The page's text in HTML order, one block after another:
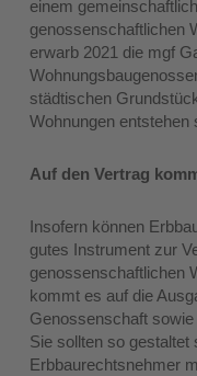
einem
genossenschaftlichen
erwarb 2021 die mgf
städtischen
Wohnungen entstehen
Auf den Vertrag
Insofern können
gutes Instrument zur
genossenschaftlichen
kommt es auf die
Genossenschaft
Sie sollten so
Erbbaurechtsnehmer